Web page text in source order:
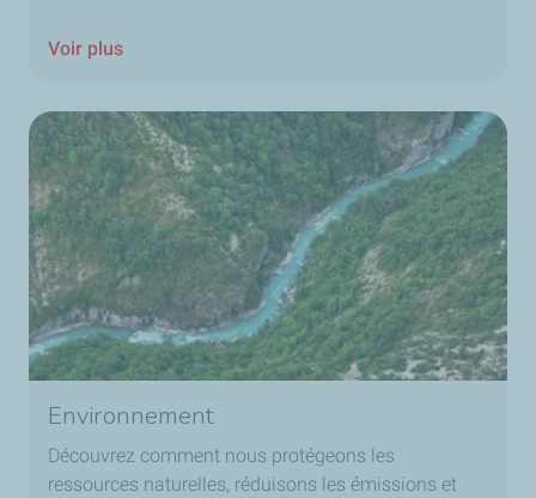
Voir plus
Environnement
Découvrez comment nous protégeons les
ressources naturelles, réduisons les émissions et